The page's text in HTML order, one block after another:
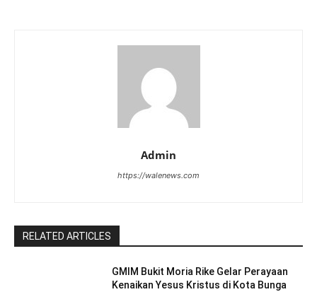
Admin
https://walenews.com
RELATED ARTICLES
GMIM Bukit Moria Rike Gelar Perayaan
Kenaikan Yesus Kristus di Kota Bunga